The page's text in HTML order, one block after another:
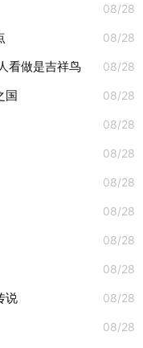
08/28
08/28
08/28
看做是吉祥鸟
08/28
国
08/28
08/28
08/28
08/28
08/28
08/28
08/28
说
08/28